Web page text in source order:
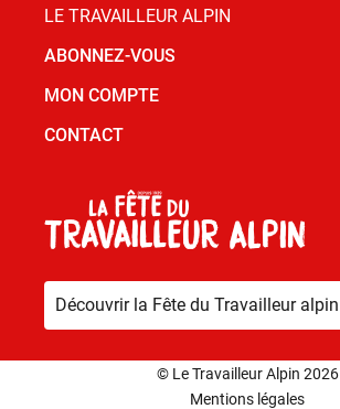
LE TRAVAILLEUR ALPIN
ABONNEZ-VOUS
MON COMPTE
CONTACT
Découvrir la Fête du Travailleur alpin
© Le Travailleur Alpin 2026
Mentions légales